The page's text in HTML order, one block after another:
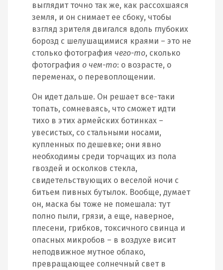
выглядит точно так же, как рассохшаяся
земля, и он снимает ее сбоку, чтобы
взгляд зрителя двигался вдоль глубоких
борозд с шелушащимися краями – это не
столько фотография чего-то, сколько
фотография о чем-то: о возрасте, о
переменах, о перевоплощении.
Он идет дальше. Он решает все-таки
топать, сомневаясь, что сможет идти
тихо в этих армейских ботинках –
увесистых, со стальными носами,
купленных по дешевке; они явно
необходимы среди торчащих из пола
гвоздей и осколков стекла,
свидетельствующих о веселой ночи с
битьем пивных бутылок. Вообще, думает
он, маска бы тоже не помешала: тут
полно пыли, грязи, а еще, наверное,
плесени, грибков, токсичного свинца и
опасных микробов – в воздухе висит
неподвижное мутное облако,
превращающее солнечный свет в